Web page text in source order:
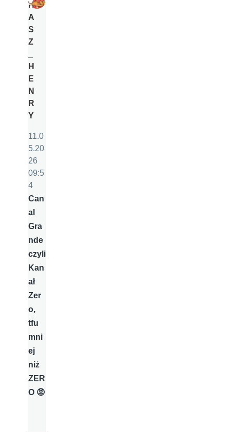
N
A
S
Z
H
E
N
R
Y
11.0
5.20
26
09:5
4
Can
al
Gra
nde
czyli
Kan
ał
Zer
o,
tfu
mni
ej
niż
ZER
O 😡